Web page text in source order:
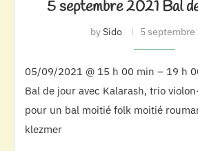
5 septembre 2021 Bal
bySido 5 septembre
05/09/2021 @ 15 h 00 min – 19 h
Bal de jour avec Kalarash, trio
pour un bal moitié folk moitié
klezmer